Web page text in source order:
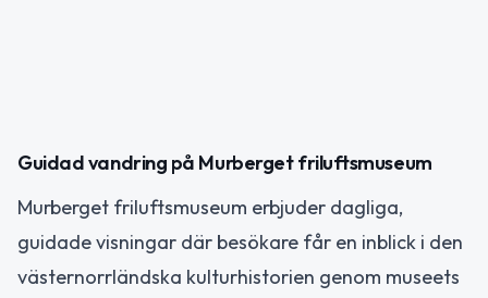
Guidad vandring på Murberget friluftsmuseum
Murberget friluftsmuseum erbjuder dagliga,
guidade visningar där besökare får en inblick i den
västernorrländska kulturhistorien genom museets